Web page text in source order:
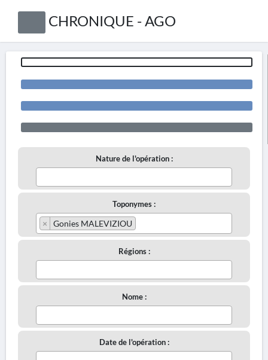
CHRONIQUE - AGO
Nature de l'opération :
Toponymes :
× Gonies MALEVIZIOU
Régions :
Nome :
Date de l'opération :